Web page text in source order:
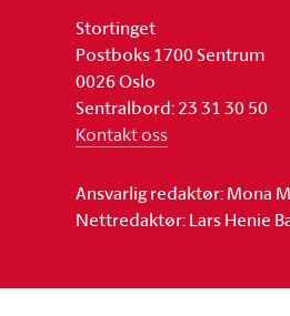
Stortinget
Postboks 1700 Sentrum
0026 Oslo
Sentralbord: 23 31 30 50
Kontakt oss
Ansvarlig redaktør: Mona
Nettredaktør: Lars Henie